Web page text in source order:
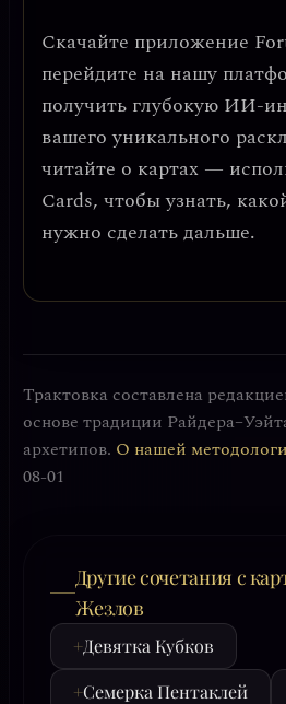
Скачайте приложение
перейдите на нашу
получить глубокую ИИ-
вашего уникального
читайте о картах —
Cards, чтобы узнать,
нужно сделать дальше.
Трактовка составлена
основе традиции
архетипов. О нашей
08-01
Другие сочетания с
Жезлов
+Девятка Кубков
+Семерка Пентаклей